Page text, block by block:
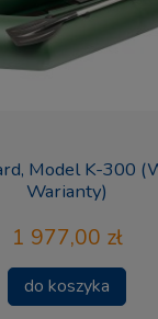
Model K-300
Warianty)
1 977,00 zł
do koszyka